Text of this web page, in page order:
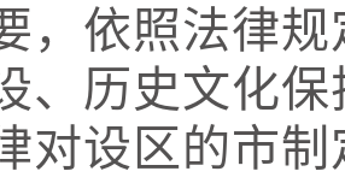
，依照法律
、历史文化
对设区的市